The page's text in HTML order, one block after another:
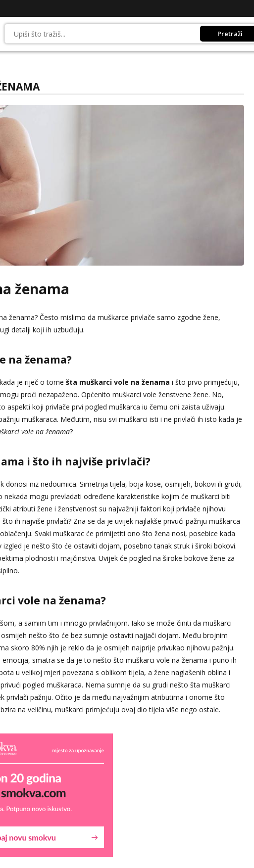
Pretraži
ženama
ženama? Često mislimo da muškarce privlače samo zgodne žene,
detalji koji ih uzbuđuju.
na ženama?
je riječ o tome šta muškarci vole na ženama i što prvo primjećuju,
proći nezapaženo. Općenito muškarci vole ženstvene žene. No,
aspekti koji privlače prvi pogled muškarca iu čemu oni zaista uživaju.
muškaraca. Međutim, nisu svi muškarci isti i ne privlači ih isto kada je
vole na ženama?
i što ih najviše privlači?
donosi niz nedoumica. Simetrija tijela, boja kose, osmijeh, bokovi ili grudi,
mogu prevladati određene karakteristike kojim će muškarci biti
atributi žene i ženstvenost su najvažniji faktori koji privlače njihovu
ih najviše privlači? Zna se da je uvijek najlakše privući pažnju muškarca
Svaki muškarac će primijetiti ono što žena nosi, posebice kada
je nešto što će ostaviti dojam, posebno tanak struk i široki bokovi.
plodnosti i majčinstva. Uvijek će pogled na široke bokove žene za
vole na ženama?
a samim tim i mnogo privlačnijom. Iako se može činiti da muškarci
nešto što će bez sumnje ostaviti najjači dojam. Među brojnim
skoro 80% njih je reklo da je osmijeh najprije privukao njihovu pažnju.
smatra se da je to nešto što muškarci vole na ženama i puno ih
u velikoj mjeri povezana s oblikom tijela, a žene naglašenih oblina i
pogled muškaraca. Nema sumnje da su grudi nešto šta muškarci
privlači pažnju. Očito je da među najvažnijim atributima i onome što
na veličinu, muškarci primjećuju ovaj dio tijela više nego ostale.